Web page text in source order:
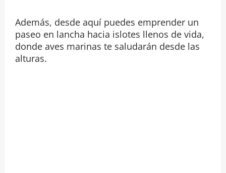
Además, desde aquí puedes emprender un
paseo en lancha hacia islotes llenos de vida,
donde aves marinas te saludarán desde las
alturas.